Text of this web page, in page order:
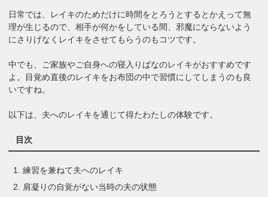
日常では、レイキのためだけに時間をとろうとするとかえって無
理が生じるので、相手が何かをしている間、邪魔にならないよう
にさりげなくレイキをさせてもらうのもコツです。
中でも、ご家族やご自身への寝入りばなのレイキがおすすめです
よ。目覚め直後のレイキをお布団の中で習慣にしてしまうのも良
いですね。
以下は、夫へのレイキを通じて得たわたしの体験です。
目次
練習を兼ねて夫へのレイキ
肩凝りの自覚がない当時の夫の状態